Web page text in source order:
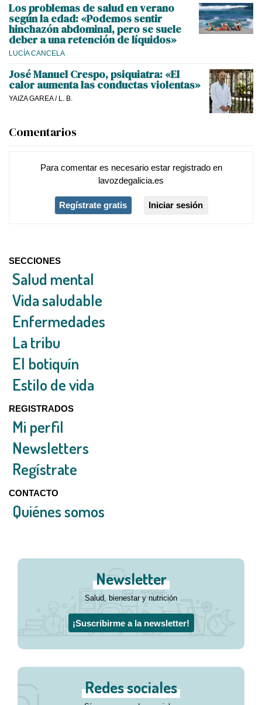
Los problemas de salud en verano
según la edad: «Podemos sentir
hinchazón abdominal, pero se suele
deber a una retención de líquidos»
LUCÍA CANCELA
José Manuel Crespo, psiquiatra: «El
calor aumenta las conductas violentas»
YAIZA GAREA/ L. B.
Comentarios
Para comentar es necesario estar registradoen
lavozdegalicia.es
Regístrate gratis Iniciar sesión
SECCIONES
Salud mental
Vida saludable
Enfermedades
La tribu
El botiquín
Estilo de vida
REGISTRADOS
Mi perfil
Newsletters
Regístrate
CONTACTO
Quiénes somos
Newsletter
Salud, bienestar y nutrición
¡Suscribirme a la newsletter!
Redes sociales